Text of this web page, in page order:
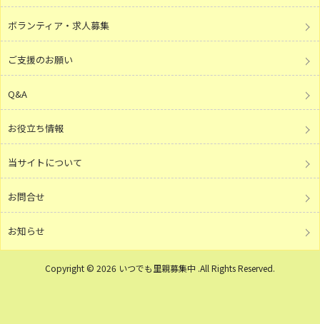
ボランティア・求人募集
ご支援のお願い
Q&A
お役立ち情報
当サイトについて
お問合せ
お知らせ
Copyright © 2026 いつでも里親募集中 .All Rights Reserved.